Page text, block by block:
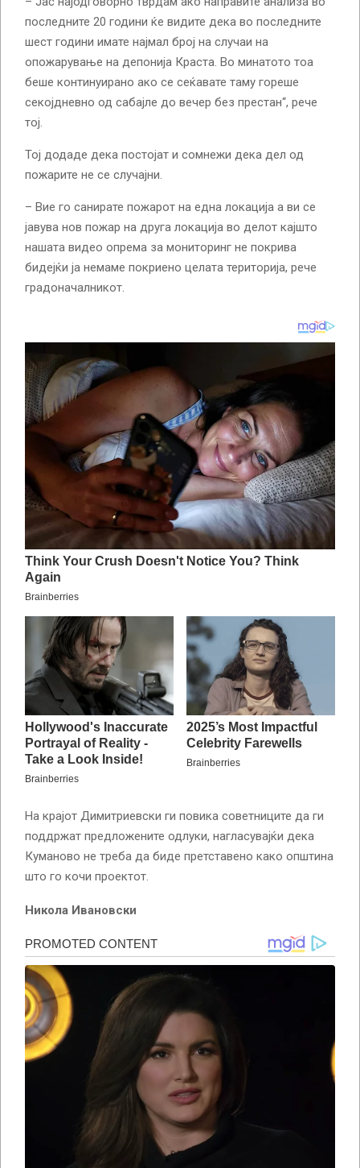
последните 20 години ќе видите дека во последните
шест години имате најмал број на случаи на
опожарување на депонија Краста. Во минатото тоа
беше континуирано ако се сеќавате таму гореше
секојдневно од сабајле до вечер без престан“, рече
тој.
Тој додаде дека постојат и сомнежи дека дел од
пожарите не се случајни.
– Вие го санирате пожарот на една локација а ви се
јавува нов пожар на друга локација во делот кајшто
нашата видео опрема за мониторинг не покрива
бидејќи ја немаме покриено целата територија, рече
градоначалникот.
На крајот Димитриевски ги повика советниците да ги
поддржат предложените одлуки, нагласувајќи дека
Куманово не треба да биде претставено како општина
што го кочи проектот.
Никола Ивановски